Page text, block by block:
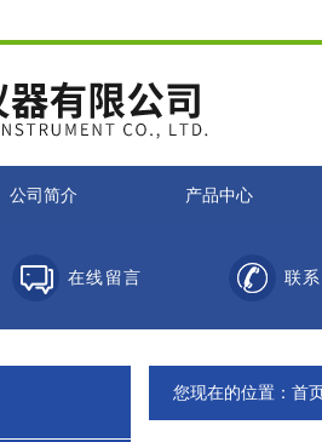
公司简介 产品中心
在线留言 联
您现在的位置： 首